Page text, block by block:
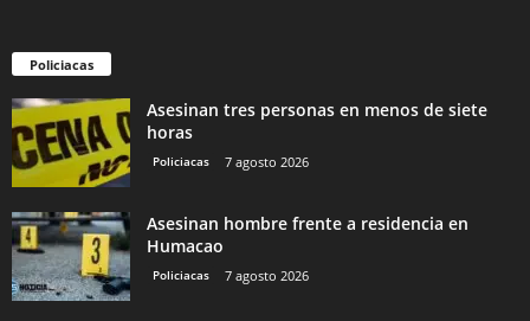
Policiacas
Asesinan tres personas en menos de siete
horas
Policiacas 7 agosto 2026
Asesinan hombre frente a residencia en
Humacao
Policiacas 7 agosto 2026